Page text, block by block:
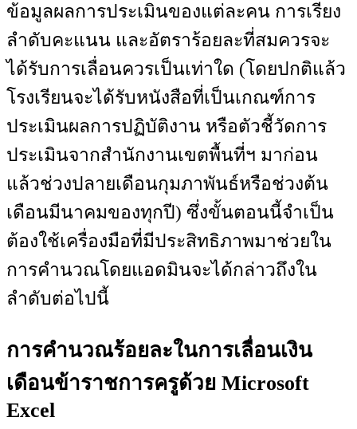
ข้อมูลผลการประเมินของแต่ละคน การเรียง
ลำดับคะแนน และอัตราร้อยละที่สมควรจะ
ได้รับการเลื่อนควรเป็นเท่าใด (โดยปกติแล้ว
โรงเรียนจะได้รับหนังสือที่เป็นเกณฑ์การ
ประเมินผลการปฏิบัติงาน หรือตัวชี้วัดการ
ประเมินจากสำนักงานเขตพื้นที่ฯ มาก่อน
แล้วช่วงปลายเดือนกุมภาพันธ์หรือช่วงต้น
เดือนมีนาคมของทุกปี) ซึ่งขั้นตอนนี้จำเป็น
ต้องใช้เครื่องมือที่มีประสิทธิภาพมาช่วยใน
การคำนวณโดยแอดมินจะได้กล่าวถึงใน
ลำดับต่อไปนี้
การคำนวณร้อยละในการเลื่อนเงิน
เดือนข้าราชการครูด้วย Microsoft
Excel